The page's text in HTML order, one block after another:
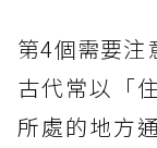
第4個需要注
古代常以「
所處的地方